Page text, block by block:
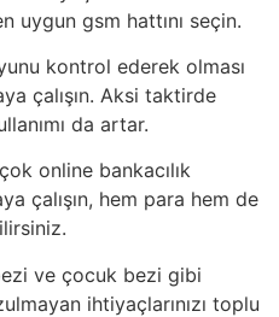
uygun gsm hattını seçin.
kontrol ederek olması
çalışın. Aksi taktirde
da artar.
online bankacılık
çalışın, hem para hem de
ve çocuk bezi gibi
ihtiyaçlarınızı toplu